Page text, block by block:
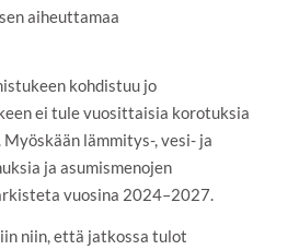
aiheuttamaa
kohdistuu jo
ei tule vuosittaisia korotuksia
lämmitys-, vesi- ja
ja asumismenojen
vuosina 2024–2027.
niin, että jatkossa tulot